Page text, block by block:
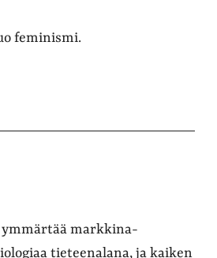
feminismi.
markkina-
tieteenalana, ja kaiken